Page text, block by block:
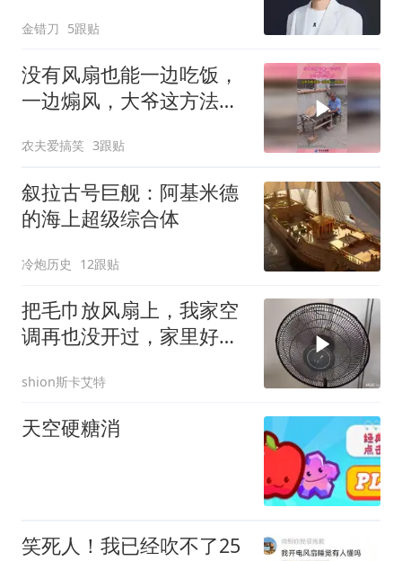
金错刀 5跟贴
没有风扇也能一边吃饭，
一边煽风，大爷这方法绝
农夫爱搞笑 3跟贴
叙拉古号巨舰：阿基米德
的海上超级综合体
冷炮历史 12跟贴
把毛巾放风扇上，我家空
调再也没开过，家里好凉
shion斯卡艾特
天空硬糖消
笑死人！我已经吹不了25